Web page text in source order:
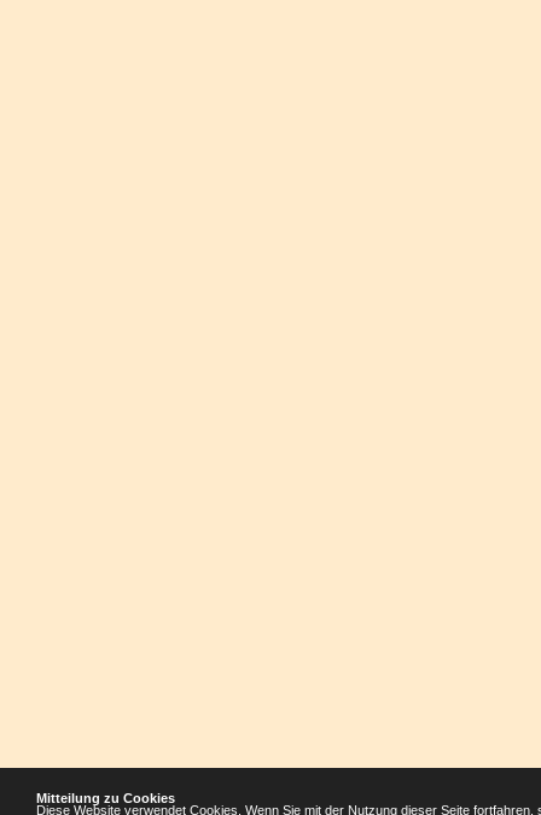
Mitteilung zu Cookies
Diese Website verwendet Cookies. Wenn Sie mit der Nutzung dieser Seite